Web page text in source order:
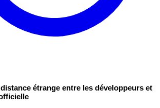
étrange entre les développeurs et